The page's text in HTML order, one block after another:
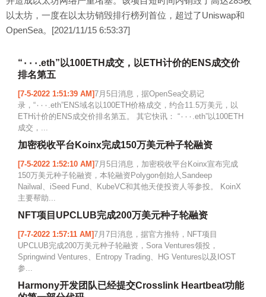
以太坊，一度在以太坊销毁排行榜列首位，超过了Uniswap和
OpenSea。[2021/11/15 6:53:37]
“٠٠٠.eth”以100ETH成交，以ETH计价的ENS成交价
排名第五
[7-5-2022 1:51:39 AM]7月5日消息，据OpenSea交易记
录，“٠٠٠.eth”ENS域名以100ETH价格成交，约合11.5万美元，以
ETH计价的ENS成交价排名第五。 其它快讯： “٠٠٠.eth”以100ETH
成交，...
加密税收平台Koinx完成150万美元种子轮融资
[7-5-2022 1:52:10 AM]7月5日消息，加密税收平台Koinx宣布完成
150万美元种子轮融资，本轮融资Polygon创始人Sandeep
Nailwal、iSeed Fund、KubeVC和其他天使投资人等参投。 KoinX
主要帮助...
NFT项目UPCLUB完成200万美元种子轮融资
[7-7-2022 1:57:11 AM]7月7日消息，据官方推特，NFT项目
UPCLUB完成200万美元种子轮融资，Sora Ventures领投，
Springwind Ventures、Entropy Trading、HG Ventures以及IOST
参...
Harmony开发团队已经提交Crosslink Heartbeat功能